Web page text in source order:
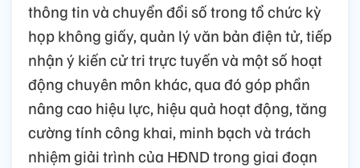
thông tin và chuyển đổi số trong tổ chức kỳ
họp không giấy, quản lý văn bản điện tử, tiếp
nhận ý kiến cử tri trực tuyến và một số hoạt
động chuyên môn khác, qua đó góp phần
nâng cao hiệu lực, hiệu quả hoạt động, tăng
cường tính công khai, minh bạch và trách
nhiệm giải trình của HĐND trong giai đoạn